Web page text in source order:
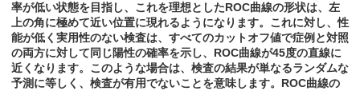
率が低い状態を目指し、これを理想としたROC曲線の形状は、左
上の角に極めて近い位置に現れるようになります。これに対し、性
能が低く実用性のない検査は、すべてのカットオフ値で症例と対照
の両方に対して同じ陽性の確率を示し、ROC曲線が45度の直線に
近くなります。このような場合は、検査の結果が単なるランダムな
予測に等しく、検査が有用でないことを意味します。ROC曲線の